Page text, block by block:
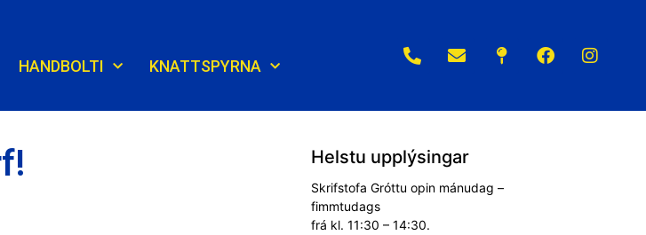
HANDBOLTI KNATTSPYRNA
Helstu upplýsingar
Skrifstofa Gróttu opin mánudag –
fimmtudags
frá kl. 11:30 – 14:30.